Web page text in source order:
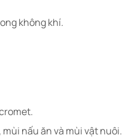
không khí.​
nấu ăn và mùi vật nuôi.​